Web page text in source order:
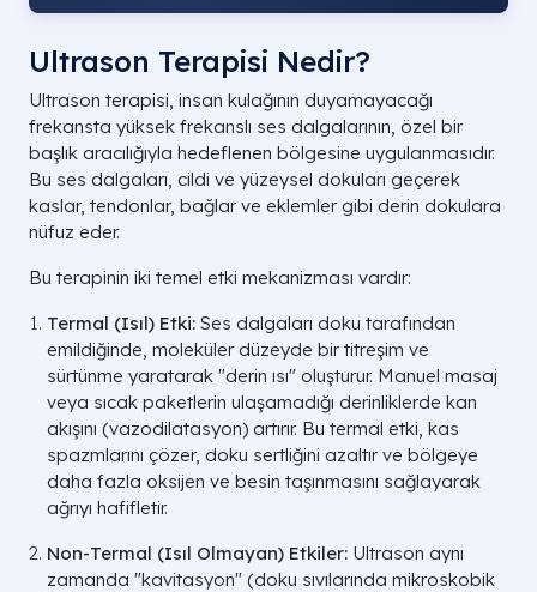
Ultrason Terapisi Nedir?
Ultrason terapisi, insan kulağının duyamayacağı
frekansta yüksek frekanslı ses dalgalarının, özel bir
başlık aracılığıyla hedeflenen bölgesine uygulanmasıdır.
Bu ses dalgaları, cildi ve yüzeysel dokuları geçerek
kaslar, tendonlar, bağlar ve eklemler gibi derin dokulara
nüfuz eder.
Bu terapinin iki temel etki mekanizması vardır:
Termal (Isıl) Etki: Ses dalgaları doku tarafından
emildiğinde, moleküler düzeyde bir titreşim ve
sürtünme yaratarak "derin ısı" oluşturur. Manuel masaj
veya sıcak paketlerin ulaşamadığı derinliklerde kan
akışını (vazodilatasyon) artırır. Bu termal etki, kas
spazmlarını çözer, doku sertliğini azaltır ve bölgeye
daha fazla oksijen ve besin taşınmasını sağlayarak
ağrıyı hafifletir.
Non-Termal (Isıl Olmayan) Etkiler: Ultrason aynı
zamanda "kavitasyon" (doku sıvılarında mikroskobik